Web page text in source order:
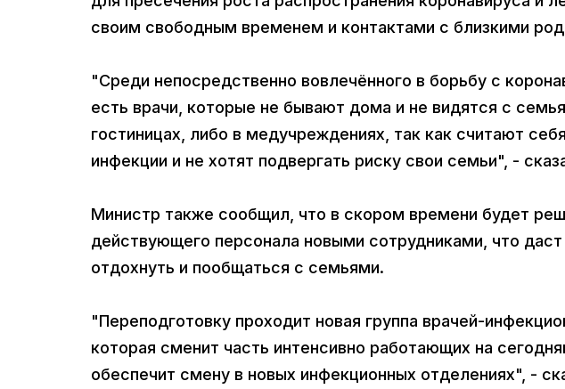
своим свободным временем и контактами с близкими
"Среди непосредственно вовлечённого в борьбу с
есть врачи, которые не бывают дома и не видятся с
гостиницах, либо в медучреждениях, так как считают
инфекции и не хотят подвергать риску свои семьи", -
Министр также сообщил, что в скором времени будет
действующего персонала новыми сотрудниками, что
отдохнуть и пообщаться с семьями.
"Переподготовку проходит новая группа врачей-
которая сменит часть интенсивно работающих на
обеспечит смену в новых инфекционных отделениях", -